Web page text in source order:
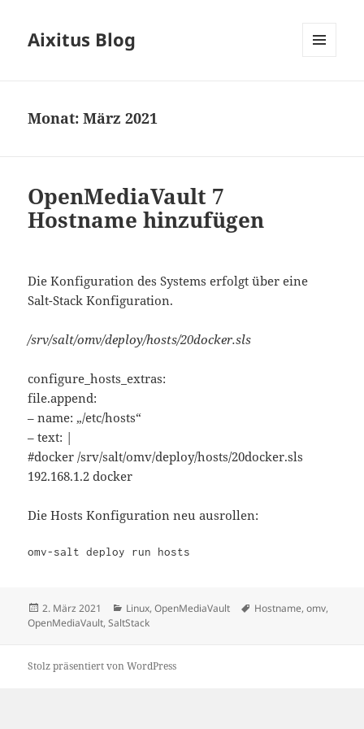
Aixitus Blog
Monat:März 2021
OpenMediaVault 7
Hostname hinzufügen
Die Konfiguration des Systems erfolgt über eine
Salt-Stack Konfiguration.
/srv/salt/omv/deploy/hosts/20docker.sls
configure_hosts_extras:
file.append:
– name: „/etc/hosts“
– text: |
#docker /srv/salt/omv/deploy/hosts/20docker.sls
192.168.1.2 docker
Die Hosts Konfiguration neu ausrollen:
omv-salt deploy run hosts
Veröffentlicht
am
2. März 2021 Kategorien
Linux,OpenMediaVault Schlagwörter
Hostname,omv,
OpenMediaVault,SaltStack
Stolz präsentiert von WordPress